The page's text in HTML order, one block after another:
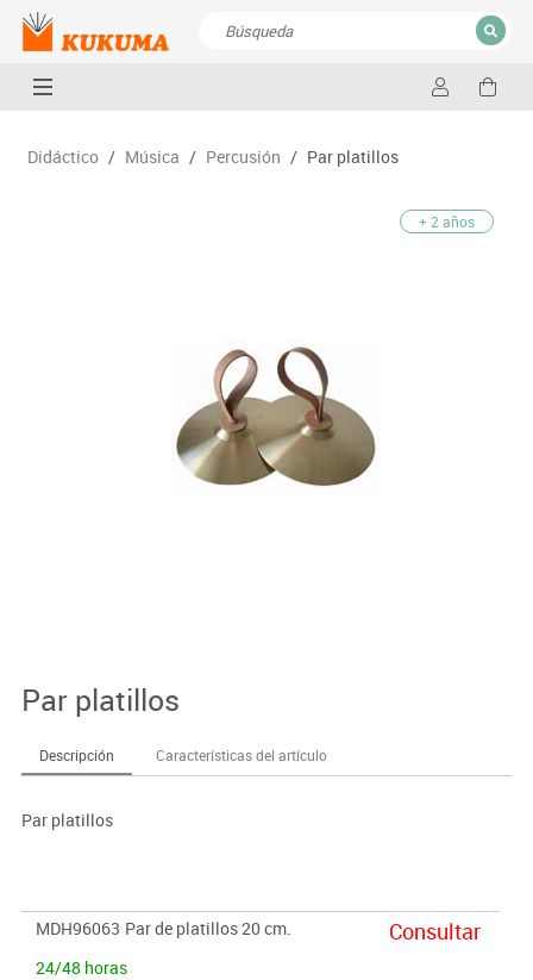
CERRAR
Didáctico / Música / Percusión / Par platillos
+ 2 años
Par platillos
Descripción Características del artículo
Par platillos
MDH96063 Par de platillos 20 cm.
24/48 horas
Consultar